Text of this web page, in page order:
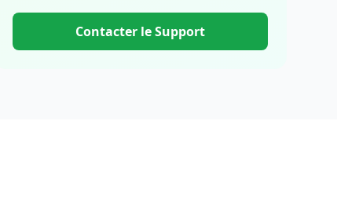
Contacter le Support